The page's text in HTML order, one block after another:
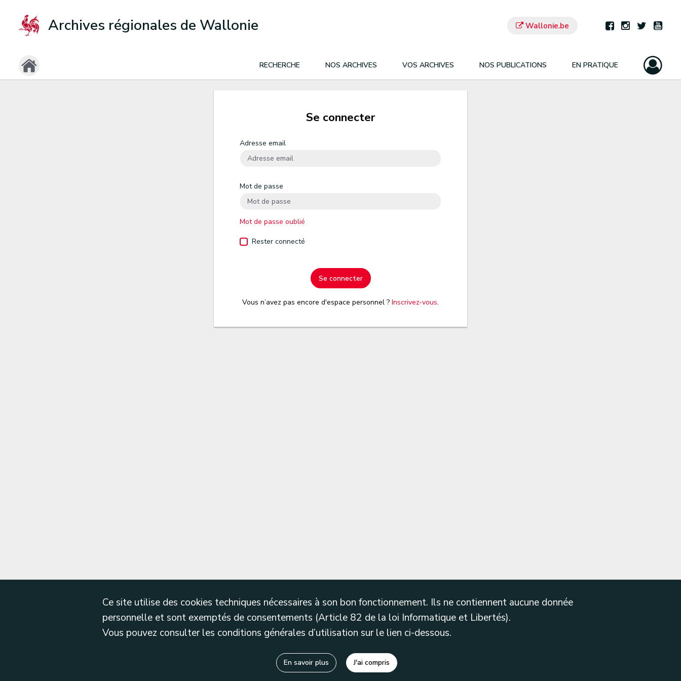
Archives régionales de Wallonie Wallonie.be
RECHERCHE NOS ARCHIVES VOS ARCHIVES NOS PUBLICATIONS EN PRATIQUE
Se connecter
Adresse email
Mot de passe
Mot de passe oublié
Rester connecté
Se connecter
Vous n’avez pas encore d'espace personnel ? Inscrivez-vous.
Ce site utilise des cookies techniques nécessaires à son bon fonctionnement. Ils ne contiennent aucune donnée
personnelle et sont exemptés de consentements (Article 82 de la loi Informatique et Libertés).
Vous pouvez consulter les conditions générales d’utilisation sur le lien ci-dessous.
En savoir plus J'ai compris